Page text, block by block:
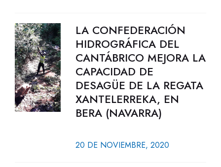
LA CONFEDERACIÓN
HIDROGRÁFICA DEL
CANTÁBRICO MEJORA LA
CAPACIDAD DE
DESAGÜE DE LA REGATA
XANTELERREKA, EN
BERA (NAVARRA)
20 DE NOVIEMBRE, 2020